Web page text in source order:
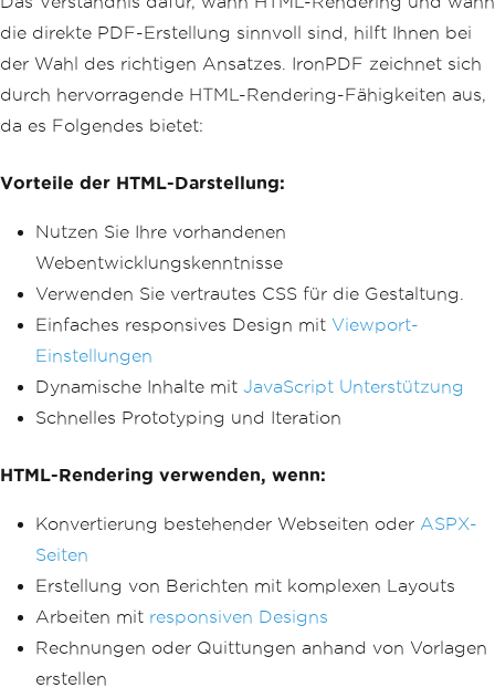
if (!Directory.Exists( dire
ctory))
Directory. CreateDirect
ory( directory);
            pdf
SaveAs
}
catch
(Exception ex
// Log the error (you can
use your preferred logging framework)
neration failed: {ex.Message}"
return
false;
}
die direkte PDF-Erstellung sinnvoll sind, hilft Ihnen bei
der Wahl des richtigen Ansatzes. IronPDF zeichnet sich
durch hervorragende HTML-Rendering-Fähigkeiten aus,
da es Folgendes bietet:
Vorteile der HTML-Darstellung:
Nutzen Sie Ihre vorhandenen
Webentwicklungskenntnisse
Verwenden Sie vertrautes CSS für die Gestaltung.
Einfaches responsives Design mit Viewport-
Einstellungen
Dynamische Inhalte mit JavaScript Unterstützung
Schnelles Prototyping und Iteration
HTML-Rendering verwenden, wenn:
Konvertierung bestehender Webseiten oder ASPX-
Seiten
Erstellung von Berichten mit komplexen Layouts
Arbeiten mit responsiven Designs
Rechnungen oder Quittungen anhand von Vorlagen
erstellen